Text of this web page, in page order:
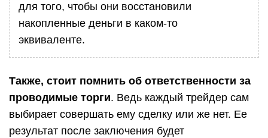
для того, чтобы они восстановили
накопленные деньги в каком-то
эквиваленте.
Также, стоит помнить об ответственности за
проводимые торги. Ведь каждый трейдер сам
выбирает совершать ему сделку или же нет. Ее
результат после заключения будет